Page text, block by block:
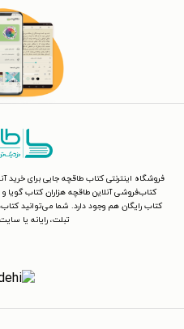
فروشگاه اینترنتی کتاب طاقچه جایی برای خرید
کتاب‌فروشی آنلاین طاقچه هزاران کتاب
کتاب رایگان هم وجود دارد. شما می‌توانید
تبلت، رایانه یا